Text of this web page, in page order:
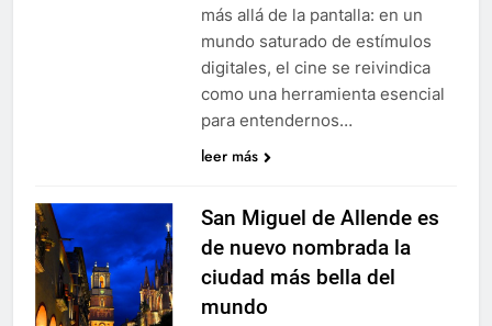
más allá de la pantalla: en un
mundo saturado de estímulos
digitales, el cine se reivindica
como una herramienta esencial
para entendernos…
leer más
San Miguel de Allende es
de nuevo nombrada la
ciudad más bella del
mundo